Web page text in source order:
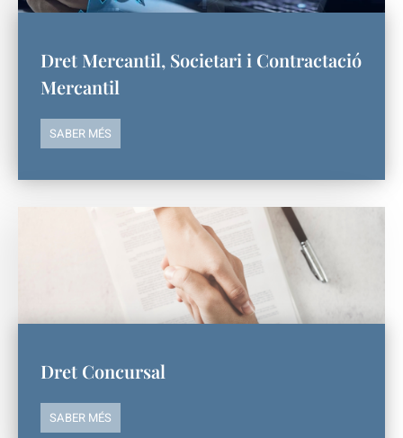
Dret Mercantil, Societari i Contractació
Mercantil
SABER MÉS
Dret Concursal
SABER MÉS